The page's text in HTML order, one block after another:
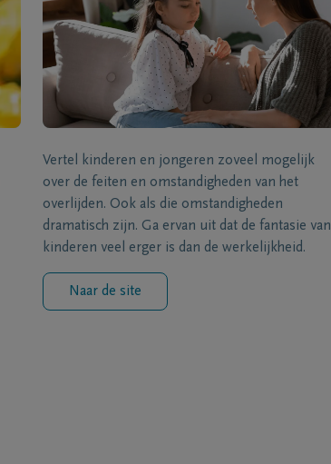
Vertel kinderen en jongeren zoveel mogelijk
over de feiten en omstandigheden van het
overlijden. Ook als die omstandigheden
dramatisch zijn. Ga ervan uit dat de fantasie van
kinderen veel erger is dan de werkelijkheid.
Naar de site